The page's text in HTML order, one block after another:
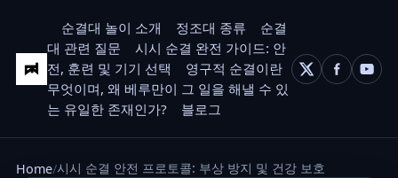
순결대 놀이 소개 정조대 종류
순결
대 관련 질문
시시 순결 완전 가이드: 안
전, 훈련 및 기기 선택
영구적 순결이란
무엇이며, 왜 베루만이 그 일을 해낼 수 있
는 유일한 존재인가?
블로그
Home 시시 순결 안전 프로토콜: 부상 방지 및 건강 보호